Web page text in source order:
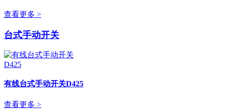
查看更多 >
台式手动开关
有线台式手动开关D425
查看更多 >